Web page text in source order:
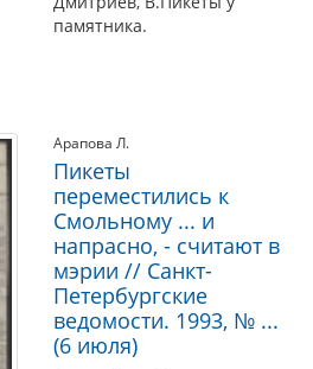
памятника.
Арапова Л.
Пикеты
переместились к
Смольному ... и
напрасно, - считают в
мэрии // Санкт-
Петербургские
ведомости. 1993, № ...
(6 июля)